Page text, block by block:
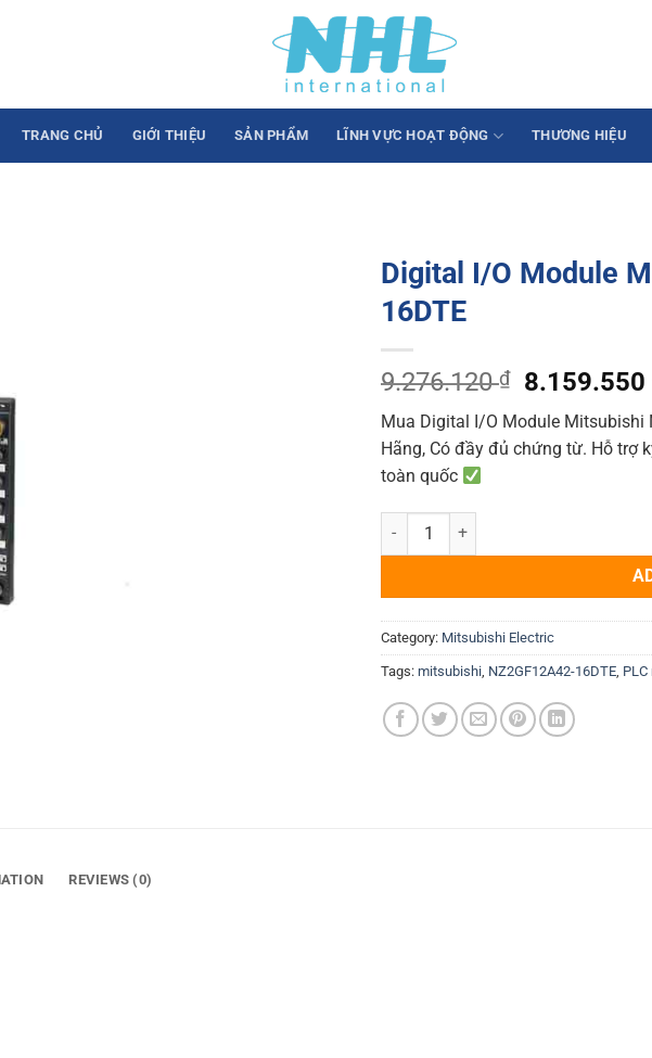
TRANG CHỦ GIỚI THIỆU SẢN PHẨM LĨNH VỰC HOẠT ĐỘNG THƯƠNG HIỆU
Digital I/O Module
16DTE
9.276.120₫
Original
price
was:
9.276.120
8.159.550
Mua Digital I/O Module Mitsubishi
Hãng, Có đầy đủ chứng từ. Hỗ trợ
toàn quốc
Digital I/O Module Mitsubishi
Category: Mitsubishi Electric
Tags: mitsubishi NZ2GF12A42-16DTE
REVIEWS (0)